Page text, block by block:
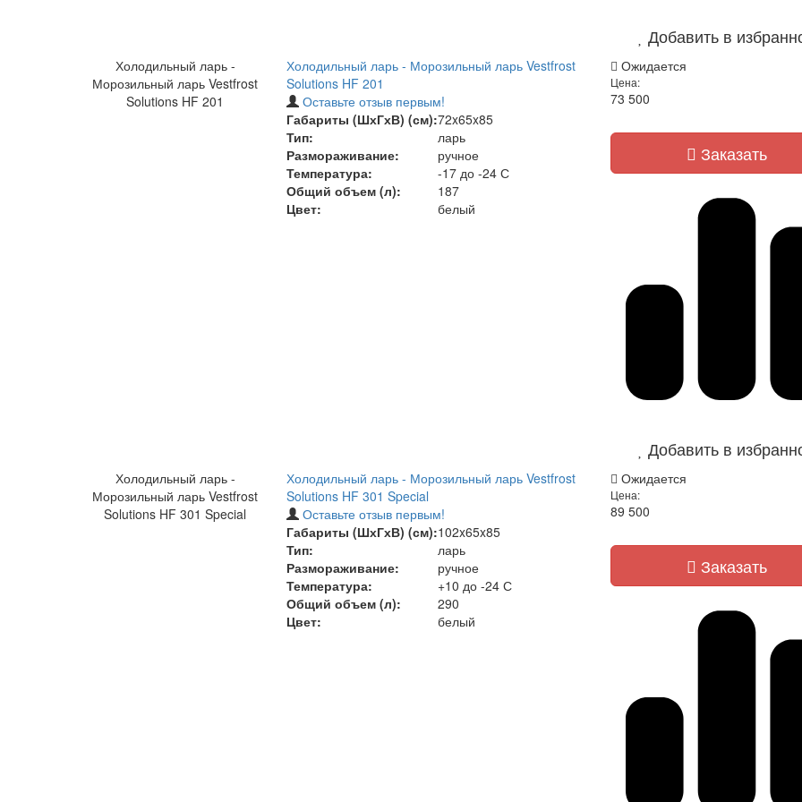
Добавить в
Холодильный ларь -
Морозильный ларь Vestfrost
Solutions HF 201
Холодильный ларь - Морозильный ларь Vestfrost
Solutions HF 201
Оставьте отзыв первым!
Габариты (ШхГхВ) (см):72x65x85
Тип:
ларь
Размораживание:
ручное
Температура:
-17 до -24 С
Общий объем (л):
187
Цвет:
белый
Ожидается
Цена:
73 500
Заказать
Добавить в
Холодильный ларь -
Морозильный ларь Vestfrost
Solutions HF 301 Special
Холодильный ларь - Морозильный ларь Vestfrost
Solutions HF 301 Special
Оставьте отзыв первым!
Габариты (ШхГхВ) (см):102x65x85
Тип:
ларь
Размораживание:
ручное
Температура:
+10 до -24 С
Общий объем (л):
290
Цвет:
белый
Ожидается
Цена:
89 500
Заказать